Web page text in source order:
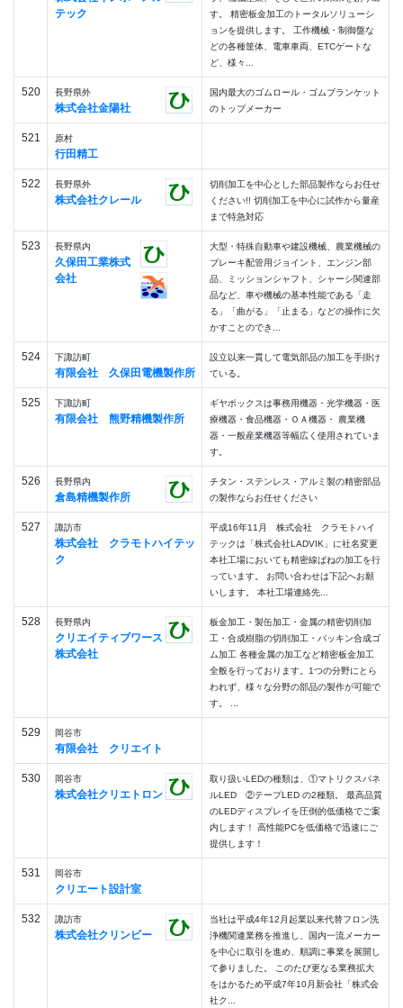
テック
す。 精密板金加工のトータルソリューシ
ョンを提供します。 工作機械・制御盤な
どの各種筐体、電車車両、ETCゲートな
ど、様々...
520 長野県外
株式会社金陽社
国内最大のゴムロール・ゴムブランケット
のトップメーカー
521 原村
行田精工
522 長野県外
株式会社クレール
切削加工を中心とした部品製作ならお任せ
ください!! 切削加工を中心に試作から量産
まで特急対応
523 長野県内
久保田工業株式
会社
大型・特殊自動車や建設機械、農業機械の
ブレーキ配管用ジョイント、エンジン部
品、ミッションシャフト、シャーシ関連部
品など、車や機械の基本性能である「走
る」「曲がる」「止まる」などの操作に欠
かすことのでき...
524 下諏訪町
有限会社 久保田電機製作所
設立以来一貫して電気部品の加工を手掛け
ている。
525 下諏訪町
有限会社 熊野精機製作所
ギヤボックスは事務用機器・光学機器・医
療機器・食品機器・ＯＡ機器・ 農業機
器・一般産業機器等幅広く使用されていま
す。
526 長野県内
倉島精機製作所
チタン・ステンレス・アルミ製の精密部品
の製作ならお任せください
527 諏訪市
株式会社 クラモトハイテッ
ク
平成16年11月 株式会社 クラモトハイ
テックは「株式会社LADVIK」に社名変更
本社工場においても精密線ばねの加工を行
っています。 お問い合わせは下記へお願
いします。 本社工場連絡先...
528 長野県内
クリエイティブワース
株式会社
板金加工・製缶加工・金属の精密切削加
工・合成樹脂の切削加工・パッキン合成ゴ
ム加工 各種金属の加工など精密板金加工
全般を行っております。1つの分野にとら
われず、様々な分野の部品の製作が可能で
す。 ...
529 岡谷市
有限会社 クリエイト
530 岡谷市
株式会社クリエトロン
取り扱いLEDの種類は、①マトリクスパネ
ルLED ②テープLED の2種類。 最高品質
のLEDディスプレイを圧倒的低価格でご案
内します！ 高性能PCを低価格で迅速にご
提供します！
531 岡谷市
クリエート設計室
532 諏訪市
株式会社クリンビー
当社は平成4年12月起業以来代替フロン洗
浄機関連業務を推進し、国内一流メーカー
を中心に取引を進め、順調に事業を展開し
て参りました。 このたび更なる業務拡大
をはかるため平成7年10月新会社「株式会
社ク...